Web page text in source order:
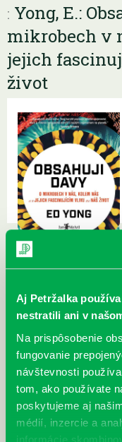
Aj Petržalka
nestratili ani v
Na prispôsobenie
fungovanie
návštevnosti
tom, ako používate
poskytujeme aj
médií, inzercie a
informácie
: Yong, E.:
mikrobech v
jejich
život